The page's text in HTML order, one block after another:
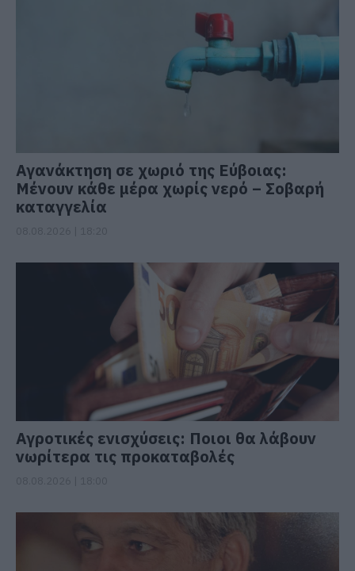
Αγανάκτηση σε χωριό της Εύβοιας:
Μένουν κάθε μέρα χωρίς νερό – Σοβαρή
καταγγελία
Αγροτικές ενισχύσεις: Ποιοι θα λάβουν
νωρίτερα τις προκαταβολές